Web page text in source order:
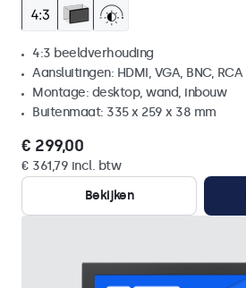
4:3 beeldverhouding
Aansluitingen: HDMI, VGA, BNC, RCA
Montage: desktop, wand, inbouw
Buitenmaat: 335 x 259 x 38 mm
€ 299,00
€ 361,79 incl. btw
Bekijken